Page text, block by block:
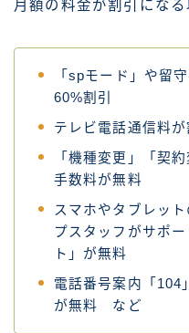
月額の料金が割引にな
「spモード」や留
60%割引
テレビ電話通信料が
「機種変更」「契
手数料が無料
スマホやタブレッ
プスタッフがサポ
ト」が無料
電話番号案内「104
が無料 など